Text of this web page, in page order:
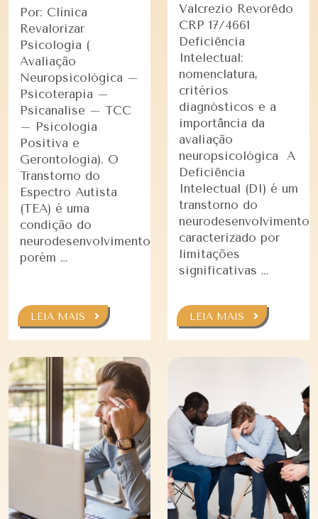
Por: Clínica
Revalorizar
Psicologia (
Avaliação
Neuropsicológica –
Psicoterapia –
Psicanalise – TCC
– Psicologia
Positiva e
Gerontologia). O
Transtorno do
Espectro Autista
(TEA) é uma
condição do
neurodesenvolvimento,
porém …
LEIA MAIS
Valcrezio Revorêdo
CRP 17/4661
Deficiência
Intelectual:
nomenclatura,
critérios
diagnósticos e a
importância da
avaliação
neuropsicológica A
Deficiência
Intelectual (DI) é um
transtorno do
neurodesenvolvimento
caracterizado por
limitações
significativas …
LEIA MAIS